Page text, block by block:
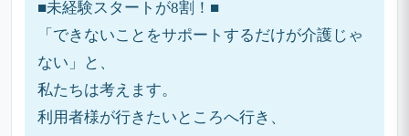
■未経験スタートが8割！■
「できないことをサポートするだけが介護じゃ
ない」と、
私たちは考えます。
利用者様が行きたいところへ行き、